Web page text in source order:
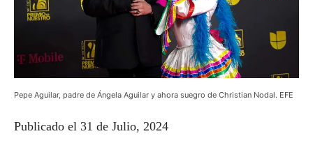
Pepe Aguilar, padre de Ángela Aguilar y ahora suegro de Christian Nodal. EFE
Publicado el 31 de Julio, 2024